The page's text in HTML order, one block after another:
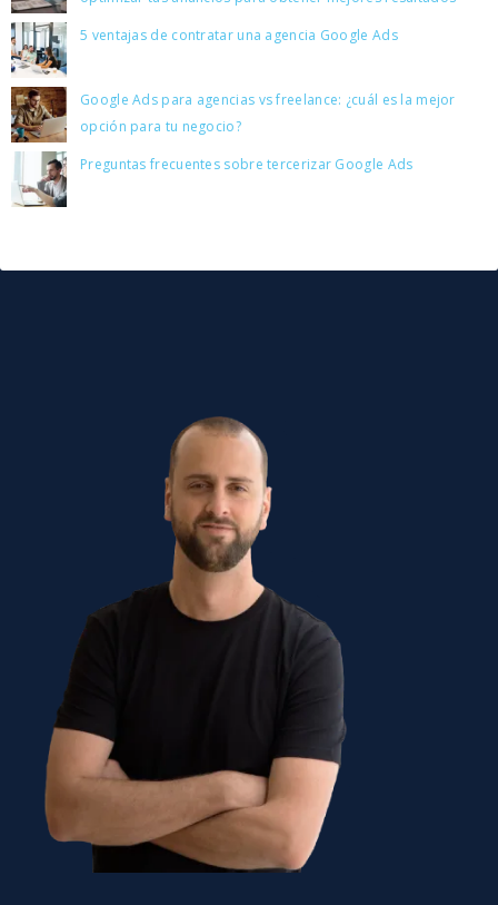
5 ventajas de contratar una agencia Google Ads
Google Ads para agencias vs freelance: ¿cuál es la mejor
opción para tu negocio?
Preguntas frecuentes sobre tercerizar Google Ads